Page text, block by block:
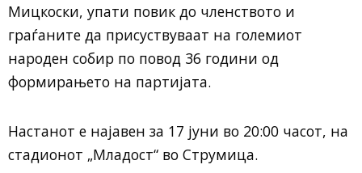
Мицкоски, упати повик до членството и
граѓаните да присуствуваат на големиот
народен собир по повод 36 години од
формирањето на партијата.
Настанот е најавен за 17 јуни во 20:00 часот, на
стадионот „Младост“ во Струмица.